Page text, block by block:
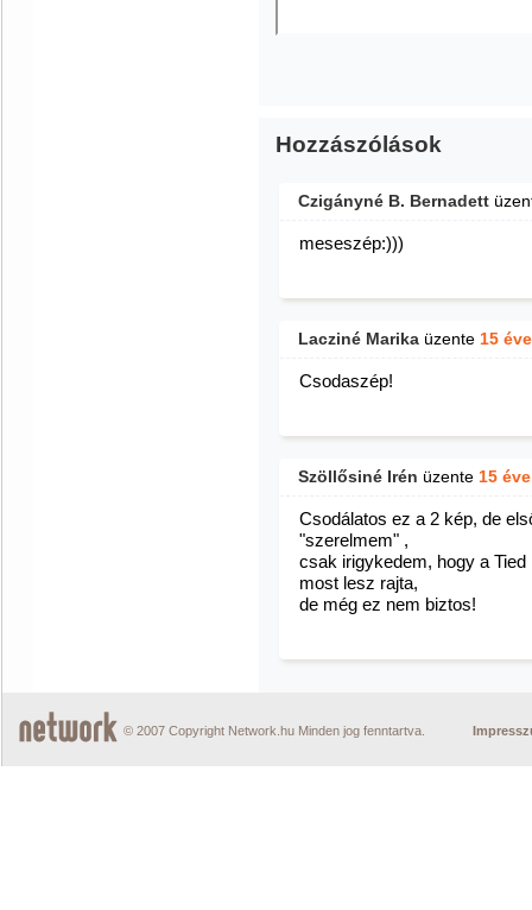
Hozzászólások
Czigányné B. Bernadett
meseszép:)))
Lacziné Marika üzente 15 éve
Csodaszép!
Szöllősiné Irén üzente 15 éve
Csodálatos ez a 2 kép, de
"szerelmem" ,
csak irigykedem, hogy a
most lesz rajta,
de még ez nem biztos!
© 2007 Copyright Network.hu Minden jog fenntartva.